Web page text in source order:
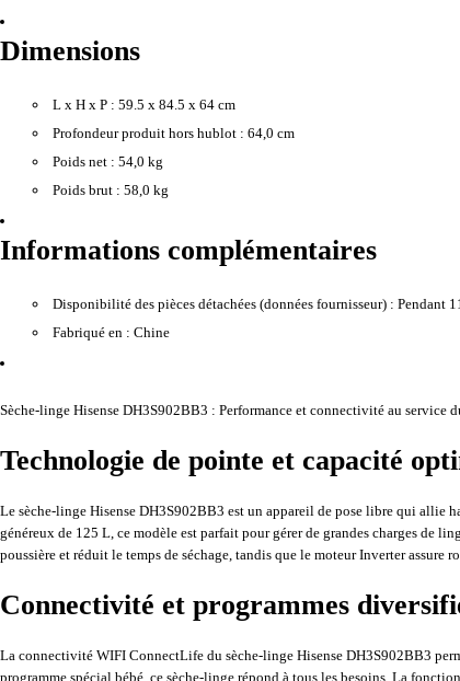
Dimensions
L x H x P : 59.5 x 84.5 x 64 cm
Profondeur produit hors hublot : 64,0 cm
Poids net : 54,0 kg
Poids brut : 58,0 kg
Informations complémentaires
Disponibilité des pièces détachées (données fournisseur) : Pendant
Fabriqué en : Chine
Sèche-linge Hisense DH3S902BB3 : Performance et connectivité au service
Technologie de pointe et capacité
Le sèche-linge Hisense DH3S902BB3 est un appareil de pose libre qui allie
généreux de 125 L, ce modèle est parfait pour gérer de grandes charges de
poussière et réduit le temps de séchage, tandis que le moteur Inverter
Connectivité et programmes
La connectivité WIFI ConnectLife du sèche-linge Hisense DH3S902BB3
programme spécial bébé, ce sèche-linge répond à tous les besoins. La